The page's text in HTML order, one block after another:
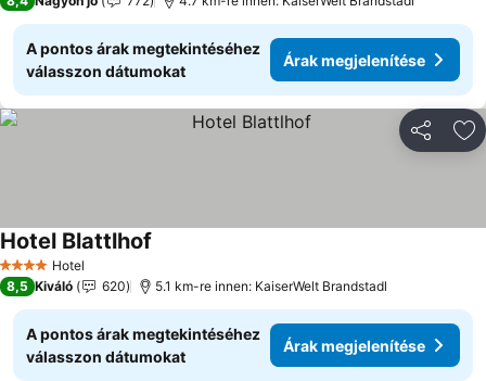
A pontos árak megtekintéséhez
válasszon dátumokat
Árak megjelenítése
4 KategóriaHotel
Hotel Blattlhof
8,5 Kiváló 620 5.1 km-re innen: KaiserWelt Brandstadl
A pontos árak megtekintéséhez
válasszon dátumokat
Árak megjelenítése